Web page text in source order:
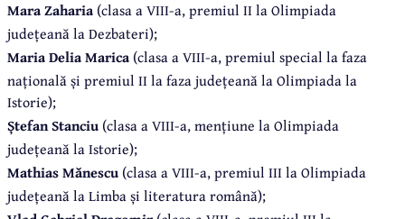
Mara Zaharia (clasa a VIII-a, premiul II la Olimpiada
județeană la Dezbateri);
Maria Delia Marica (clasa a VIII-a, premiul special la faza
națională și premiul II la faza județeană la Olimpiada la
Istorie);
Ștefan Stanciu (clasa a VIII-a, mențiune la Olimpiada
județeană la Istorie);
Mathias Mănescu (clasa a VIII-a, premiul III la Olimpiada
județeană la Limba și literatura română);